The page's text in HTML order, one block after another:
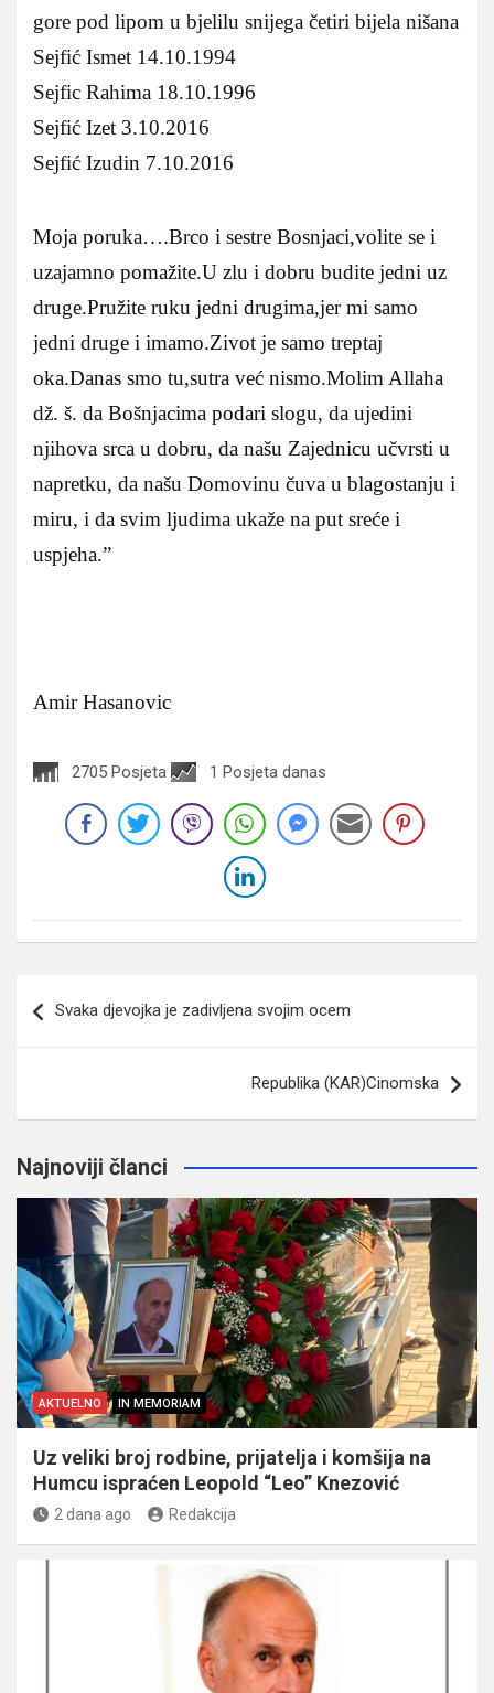
gore pod lipom u bjelilu snijega četiri bijela nišana
Sejfić Ismet 14.10.1994
Sejfic Rahima 18.10.1996
Sejfić Izet 3.10.2016
Sejfić Izudin 7.10.2016
Moja poruka….Brco i sestre Bosnjaci,volite se i
uzajamno pomažite.U zlu i dobru budite jedni uz
druge.Pružite ruku jedni drugima,jer mi samo
jedni druge i imamo.Zivot je samo treptaj
oka.Danas smo tu,sutra već nismo.Molim Allaha
dž. š. da Bošnjacima podari slogu, da ujedini
njihova srca u dobru, da našu Zajednicu učvrsti u
napretku, da našu Domovinu čuva u blagostanju i
miru, i da svim ljudima ukaže na put sreće i
uspjeha.”
Amir Hasanovic
2705 Posjeta 1 Posjeta danas
članaka
Svaka djevojka je zadivljena svojim ocem
Republika (KAR)Cinomska
Najnoviji članci
AKTUELNO IN MEMORIAM
Uz veliki broj rodbine, prijatelja i komšija na
Humcu ispraćen Leopold “Leo” Knezović
2 dana ago Redakcija